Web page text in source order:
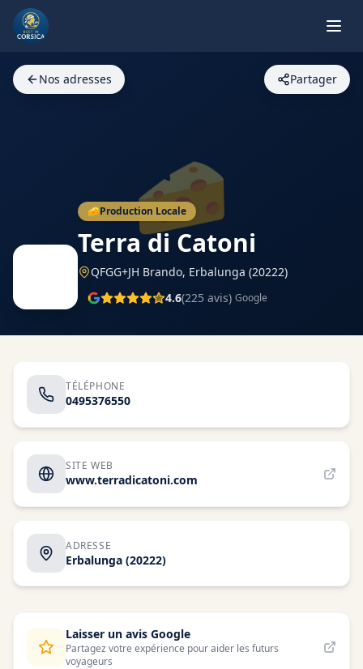
🧀
Nos adresses Partager
🧀Production Locale
Terra di Catoni
QFGG+JH Brando, Erbalunga (20222)
4.6(225 avis) Google
TÉLÉPHONE
0495376550
SITE WEB
www.terradicatoni.com
ADRESSE
Erbalunga (20222)
Laisser un avis Google
Partagez votre expérience pour aider les futurs
voyageurs